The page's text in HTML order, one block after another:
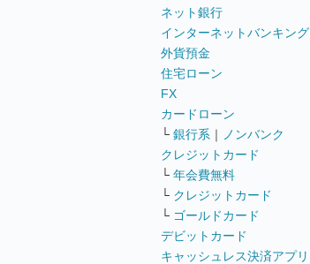
ネット銀行
インターネットバンキング
外貨預金
住宅ローン
FX
カードローン
└ 銀行系 ｜
ノンバンク
クレジットカード
└ 年会費無料
└ クレジットカード
└ ゴールドカード
デビットカード
キャッシュレス決済アプリ